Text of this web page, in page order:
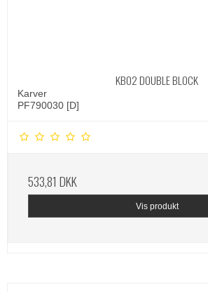
KBO2 DOUBLE BLOCK
Karver
PF790030 [D]
533,81 DKK
Vis produkt